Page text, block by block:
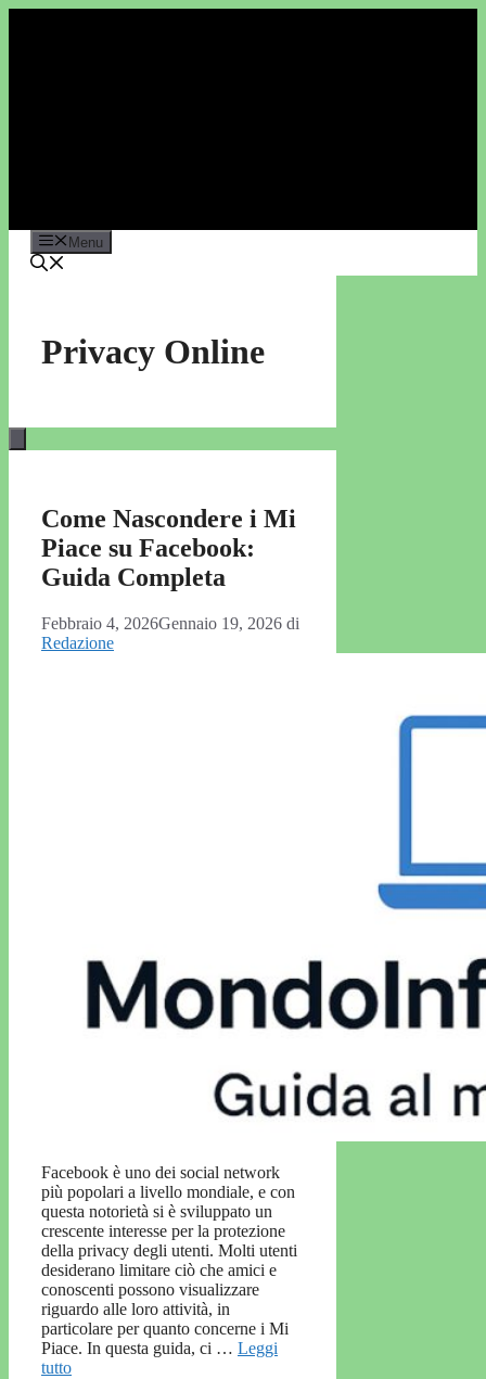
Menu
Privacy Online
Come Nascondere i Mi
Piace su Facebook:
Guida Completa
Febbraio 4, 2026Gennaio 19, 2026 di
Redazione
Facebook è uno dei social network
più popolari a livello mondiale, e con
questa notorietà si è sviluppato un
crescente interesse per la protezione
della privacy degli utenti. Molti utenti
desiderano limitare ciò che amici e
conoscenti possono visualizzare
riguardo alle loro attività, in
particolare per quanto concerne i Mi
Piace. In questa guida, ci … Leggi
tutto